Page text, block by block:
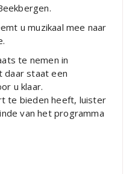
u muzikaal mee naar
te nemen in
daar staat een
u klaar.
te bieden heeft, luister
van het programma